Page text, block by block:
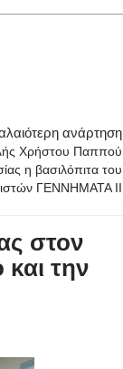
ανάρτηση
Χρήστου Παππού
η βασιλόπιτα του
ΓΕΝΝΗΜΑΤΑ ΙΙ
στον
την